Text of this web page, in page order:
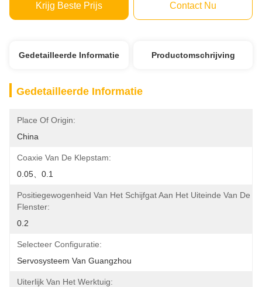
Krijg Beste Prijs Contact Nu
Gedetailleerde Informatie Productomschrijving
Gedetailleerde Informatie
Place Of Origin:
China
Coaxie Van De Klepstam:
0.05、0.1
Positiegewogenheid Van Het Schijfgat Aan Het Uiteinde Van De
Flenster:
0.2
Selecteer Configuratie:
Servosysteem Van Guangzhou
Uiterlijk Van Het Werktuig: